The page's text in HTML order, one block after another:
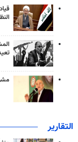
التقارير